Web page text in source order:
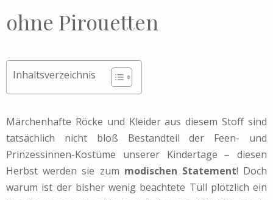
ohne Pirouetten
Inhaltsverzeichnis
Märchenhafte Röcke und Kleider aus diesem Stoff sind
tatsächlich nicht bloß Bestandteil der Feen- und
Prinzessinnen-Kostüme unserer Kindertage – diesen
Herbst werden sie zum modischen Statement! Doch
warum ist der bisher wenig beachtete Tüll plötzlich ein